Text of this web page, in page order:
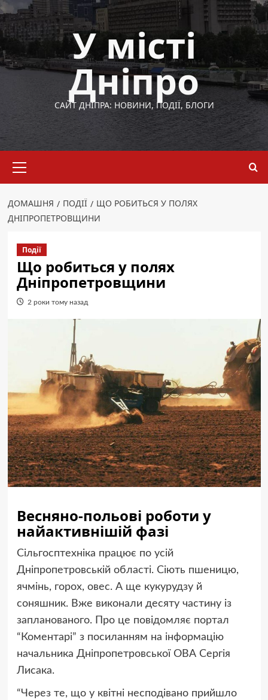
Перейти
до
вмісту
У місті
Дніпро
САЙТ ДНІПРА: НОВИНИ, ПОДІЇ, БЛОГИ
меню
ДОМАШНЯ ПОДІЇ
ЩО РОБИТЬСЯ У ПОЛЯХ
ДНІПРОПЕТРОВЩИНИ
Події
Що робиться у полях
Дніпропетровщини
2 роки тому назад
Весняно-польові роботи у
найактивнішій фазі
Сільгосптехніка працює по усій
Дніпропетровській області. Сіють пшеницю,
ячмінь, горох, овес. А ще кукурудзу й
соняшник. Вже виконали десяту частину із
запланованого. Про це повідомляє портал
“Коментарі” з посиланням на інформацію
начальника Дніпропетровської ОВА Сергія
Лисака.
“Через те, що у квітні несподівано прийшло